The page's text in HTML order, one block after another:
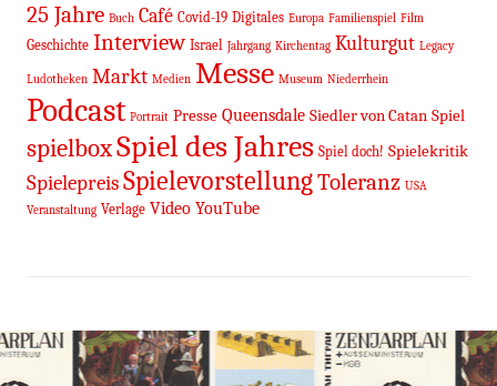
25 Jahre Buch Café Covid-19 Digitales Europa Familienspiel Film
Geschichte Interview Israel Jahrgang Kirchentag Kulturgut Legacy
Ludotheken Markt Medien Messe Museum Niederrhein
Podcast Portrait Presse Queensdale Siedler von Catan Spiel
spielboxSpiel des Jahres Spiel doch! Spielekritik
SpielepreisSpielevorstellungToleranz USA
Veranstaltung Verlage Video YouTube